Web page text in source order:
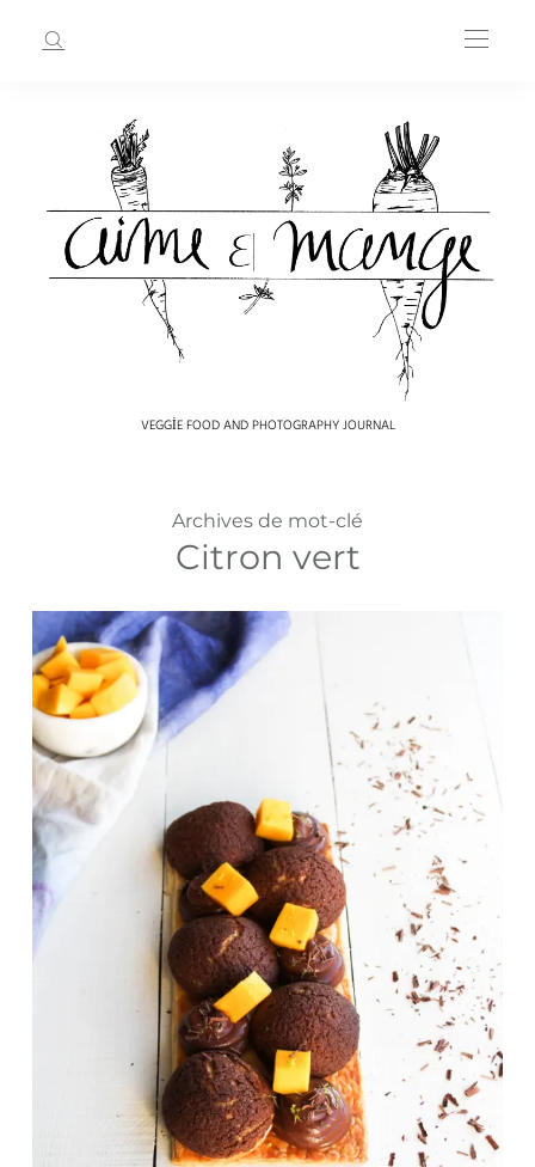
VEGGIE FOOD AND PHOTOGRAPHY JOURNAL
Archives de mot-clé
Citron vert